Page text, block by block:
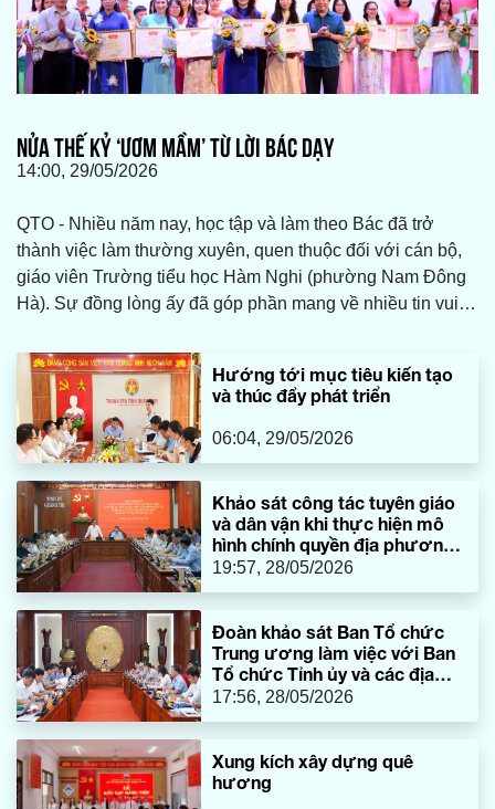
NỬA THẾ KỶ ‘ƯƠM MẦM’ TỪ LỜI BÁC DẠY
14:00, 29/05/2026
QTO - Nhiều năm nay, học tập và làm theo Bác đã trở
thành việc làm thường xuyên, quen thuộc đối với cán bộ,
giáo viên Trường tiểu học Hàm Nghi (phường Nam Đông
Hà). Sự đồng lòng ấy đã góp phần mang về nhiều tin vui.
đoạt giải nhì cuộc thi “Bác Hồ với thiếu nhi, thiếu nhi với
Bác Hồ”.
Hướng tới mục tiêu kiến tạo
và thúc đẩy phát triển
06:04, 29/05/2026
Khảo sát công tác tuyên giáo
và dân vận khi thực hiện mô
hình chính quyền địa phương
2 cấp
19:57, 28/05/2026
Đoàn khảo sát Ban Tổ chức
Trung ương làm việc với Ban
Tổ chức Tỉnh ủy và các địa
phương
17:56, 28/05/2026
Xung kích xây dựng quê
hương